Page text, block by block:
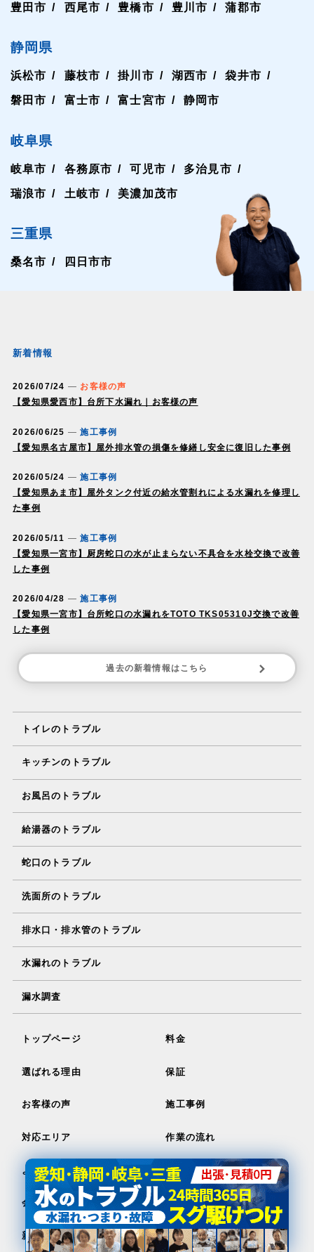
豊田市 西尾市 豊橋市 豊川市 蒲郡市
静岡県
浜松市 藤枝市 掛川市 湖西市 袋井市
磐田市 富士市 富士宮市 静岡市
岐阜県
岐阜市 各務原市 可児市 多治見市
瑞浪市 土岐市 美濃加茂市
三重県
桑名市 四日市市
新着情報
2026/07/24
お客様の声
【愛知県愛西市】台所下水漏れ｜お客様の声
2026/06/25
施工事例
【愛知県名古屋市】屋外排水管の損傷を修繕し安全に復旧した事例
2026/05/24
施工事例
【愛知県あま市】屋外タンク付近の給水管割れによる水漏れを修理し
た事例
2026/05/11
施工事例
【愛知県一宮市】厨房蛇口の水が止まらない不具合を水栓交換で改善
した事例
2026/04/28
施工事例
【愛知県一宮市】台所蛇口の水漏れをTOTO TKS05310J交換で改善
した事例
過去の新着情報はこちら
トイレのトラブル
キッチンのトラブル
お風呂のトラブル
給湯器のトラブル
蛇口のトラブル
洗面所のトラブル
排水口・排水管のトラブル
水漏れのトラブル
漏水調査
トップページ 料金
選ばれる理由 保証
お客様の声 施工事例
対応エリア 作業の流れ
よくある質問 お問い合わせ
会社概要 求人案内
新着情報 ブログ